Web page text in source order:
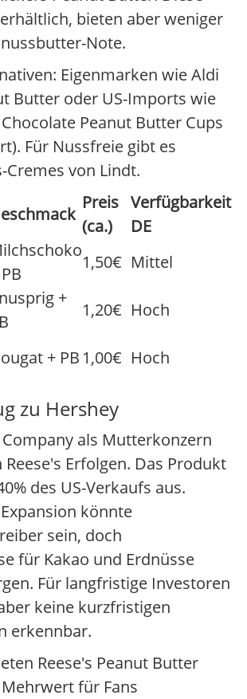
bieten aber weniger
Note.
Eigenmarken wie Aldi
Butter oder US-Imports wie
Peanut Butter Cups
Für Nussfreie gibt es
Cremes von Lindt.
Preis
(ca.)
Verfügbarkeit
DE
1,50€ Mittel
+
1,20€ Hoch
+ PB 1,00€ Hoch
zu Hershey
als Mutterkonzern
Erfolgen. Das Produkt
des US-Verkaufs aus.
könnte
sein, doch
für Kakao und Erdnüsse
Für langfristige Investoren
keine kurzfristigen
erkennbar.
Reese's Peanut Butter
für Fans